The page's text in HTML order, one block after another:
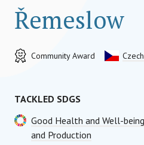
Řemeslow
Community Award
TACKLED SDGS
Good Health and Well-being
and Production